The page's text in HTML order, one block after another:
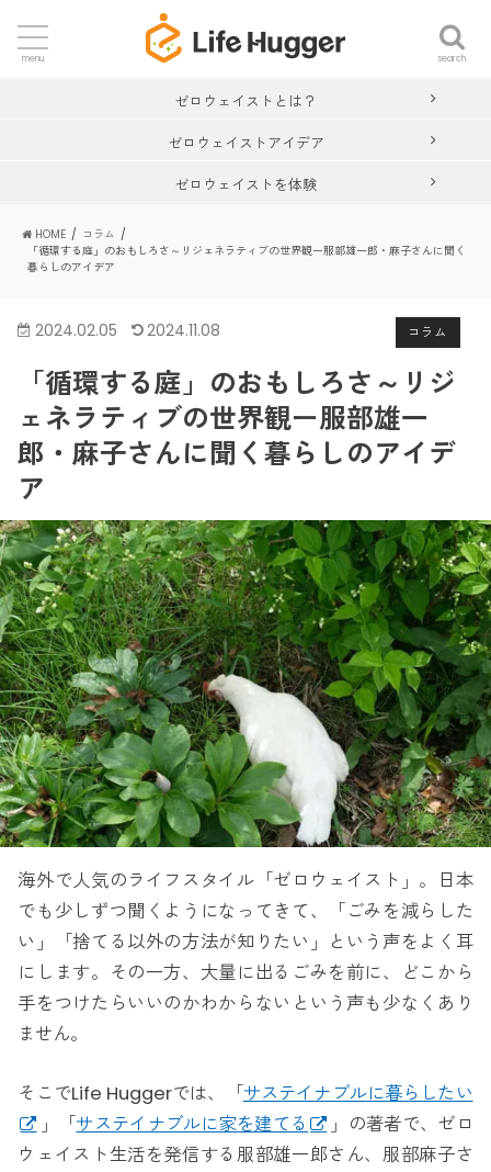
search
menu
ゼロウェイストとは？
ゼロウェイストアイデア
ゼロウェイストを体験
HOME
コラム
「循環する庭」のおもしろさ～リジェネラティブの世界観ー服部雄一郎・麻子さんに聞く
暮らしのアイデア
コラム
2024.02.05 2024.11.08
「循環する庭」のおもしろさ～リジ
ェネラティブの世界観ー服部雄一
郎・麻子さんに聞く暮らしのアイデ
ア
海外で人気のライフスタイル「ゼロウェイスト」。日本
でも少しずつ聞くようになってきて、「ごみを減らした
い」「捨てる以外の方法が知りたい」という声をよく耳
にします。その一方、大量に出るごみを前に、どこから
手をつけたらいいのかわからないという声も少なくあり
ません。
そこでLife Huggerでは、「サステイナブルに暮らしたい
」「サステイナブルに家を建てる
」の著者で、ゼロ
ウェイスト生活を発信する服部雄一郎さん、服部麻子さ